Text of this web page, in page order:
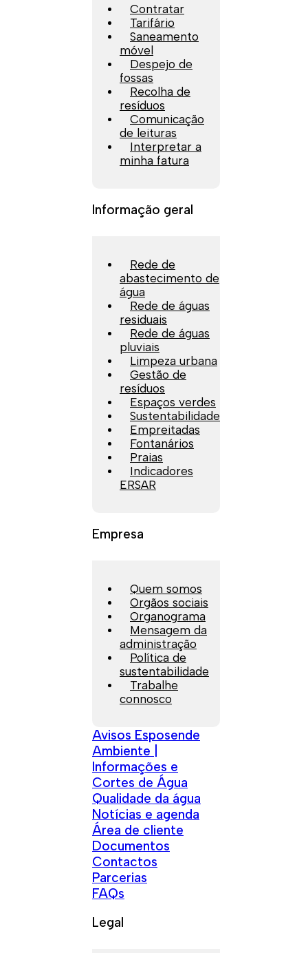
Contratar
Tarifário
Saneamento
móvel
Despejo de
fossas
Recolha de
resíduos
Comunicação
de leituras
Interpretar a
minha fatura
Informação geral
Rede de
abastecimento de
água
Rede de águas
residuais
Rede de águas
pluviais
Limpeza urbana
Gestão de
resíduos
Espaços verdes
Sustentabilidade
Empreitadas
Fontanários
Praias
Indicadores
ERSAR
Empresa
Quem somos
Orgãos sociais
Organograma
Mensagem da
administração
Política de
sustentabilidade
Trabalhe
connosco
Avisos Esposende
Ambiente |
Informações e
Cortes de Água
Qualidade da água
Notícias e agenda
Área de cliente
Documentos
Contactos
Parcerias
FAQs
Legal